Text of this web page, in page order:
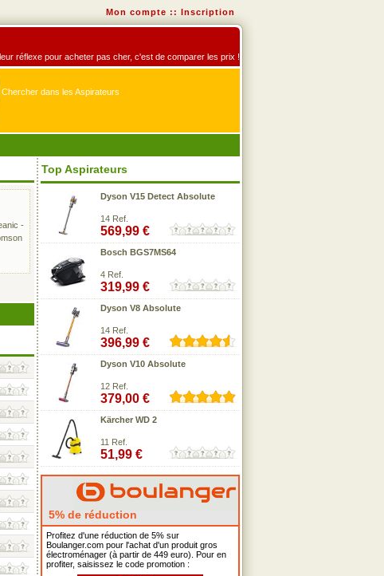
Mon compte :: Inscription
réflexe pour acheter pas cher, c'est de comparer les prix !
Chercher dans les Aspirateurs
-
Top Aspirateurs
Dyson V15 Detect Absolute
14 Ref.
569,99 €
Bosch BGS7MS64
4 Ref.
319,99 €
Dyson V8 Absolute
14 Ref.
396,99 €
Dyson V10 Absolute
12 Ref.
379,00 €
Kärcher WD 2
11 Ref.
51,99 €
5% de réduction
Profitez d'une réduction de 5% sur
Boulanger.com pour l'achat d'un produit gros
électroménager (à partir de 449 euro). Pour en
profiter, saisissez le code promotion :